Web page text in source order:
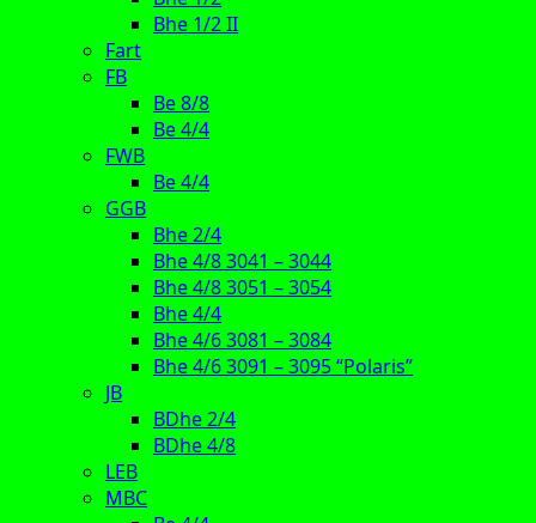
Bhe 1/2 II
Fart
FB
Be 8/8
Be 4/4
FWB
Be 4/4
GGB
Bhe 2/4
Bhe 4/8 3041 – 3044
Bhe 4/8 3051 – 3054
Bhe 4/4
Bhe 4/6 3081 – 3084
Bhe 4/6 3091 – 3095 “Polaris”
JB
BDhe 2/4
BDhe 4/8
LEB
MBC